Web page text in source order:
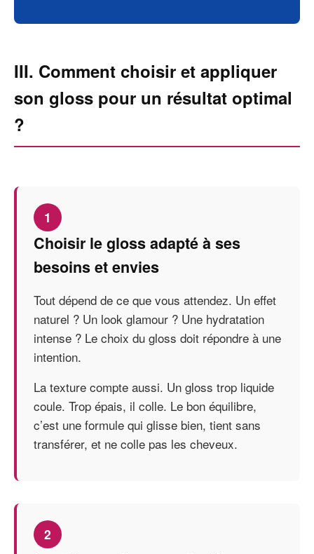
III. Comment choisir et appliquer
son gloss pour un résultat optimal
?
1
Choisir le gloss adapté à ses
besoins et envies
Tout dépend de ce que vous attendez. Un effet
naturel ? Un look glamour ? Une hydratation
intense ? Le choix du gloss doit répondre à une
intention.
La texture compte aussi. Un gloss trop liquide
coule. Trop épais, il colle. Le bon équilibre,
c’est une formule qui glisse bien, tient sans
transférer, et ne colle pas les cheveux.
2